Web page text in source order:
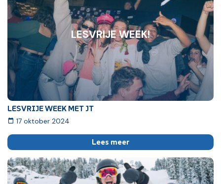
LESVRIJE WEEK MET JT
17 oktober 2024
Lees meer
LESVRIJE WEEK!